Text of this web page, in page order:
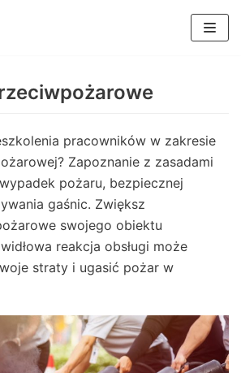
pracowników w zakresie
Zapoznanie z zasadami
pożaru, bezpiecznej
gaśnic. Zwiększ
swojego obiektu
reakcja obsługi może
straty i ugasić pożar w